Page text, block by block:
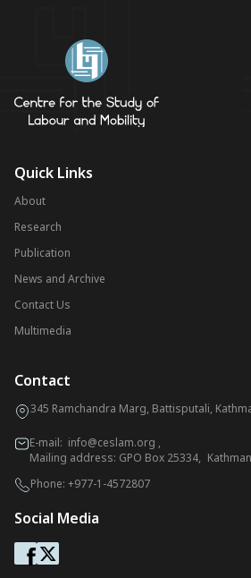
Quick Links
About
Research
Publication
News and Archive
Contact Us
Multimedia
Contact
345 Ramchandra Marg, Battisputali,
E-mail: info@ceslam.org ,
Mailing address: GPO Box 25334,
Phone: +977-1-4572807
Social Media